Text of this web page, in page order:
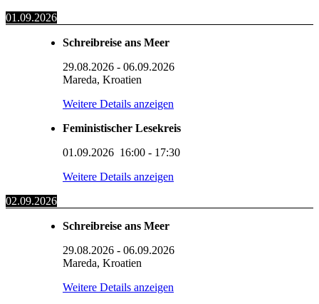
01.09.2026
Schreibreise ans Meer
29.08.2026 - 06.09.2026
Mareda, Kroatien
Weitere Details anzeigen
Feministischer Lesekreis
01.09.2026 16:00 - 17:30
Weitere Details anzeigen
02.09.2026
Schreibreise ans Meer
29.08.2026 - 06.09.2026
Mareda, Kroatien
Weitere Details anzeigen